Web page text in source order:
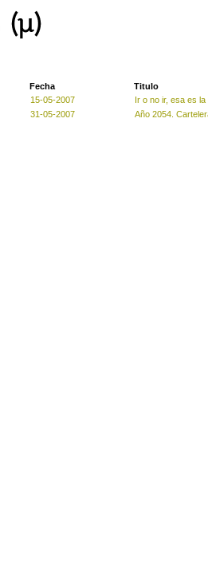
Fecha
Titulo
15-05-2007
Ir o no ir, esa es
31-05-2007
Año 2054.